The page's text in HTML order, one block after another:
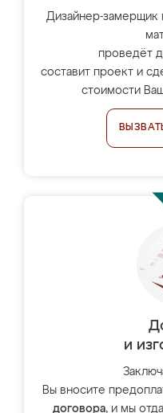
Дизайнер-замерщик
проведёт
составит проект и
стоимости
и
Вы вносите
договора, и мы